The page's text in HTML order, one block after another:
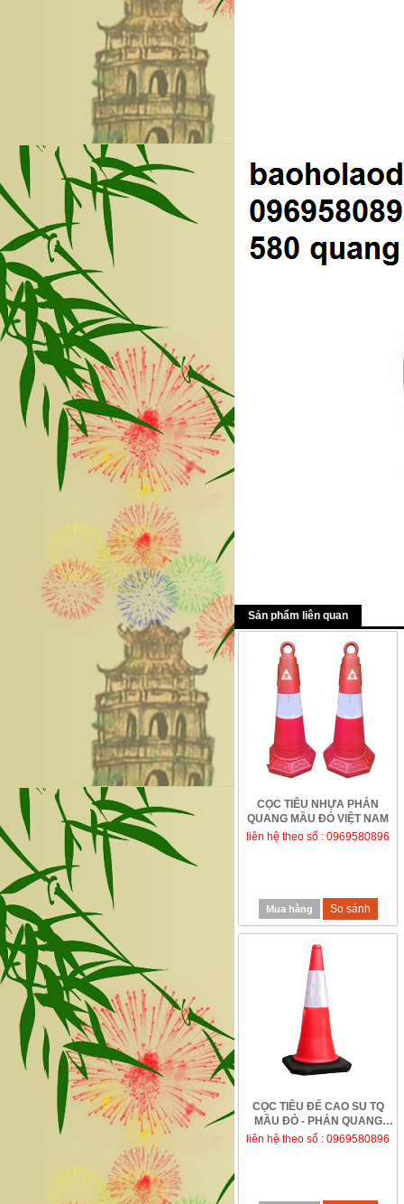
Sản phẩm liên quan
CỌC TIÊU NHỰA PHẢN
QUANG MẦU ĐỎ VIỆT NAM
liên hệ theo số : 0969580896
Mua hàng So sánh
CỌC TIÊU ĐẾ CAO SU TQ
MẦU ĐỎ - PHẢN QUANG
TRẮNG, KHÔNG CÓ QUA...
liên hệ theo số : 0969580896